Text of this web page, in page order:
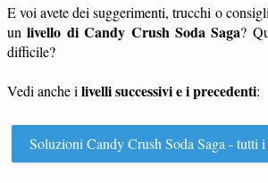
E voi avete dei suggerimenti, trucchi o
unlivello di Candy Crush Soda Saga?
difficile?
Vedi anche i livelli successivi e i precedenti:
Soluzioni Candy Crush Soda Saga - tutti